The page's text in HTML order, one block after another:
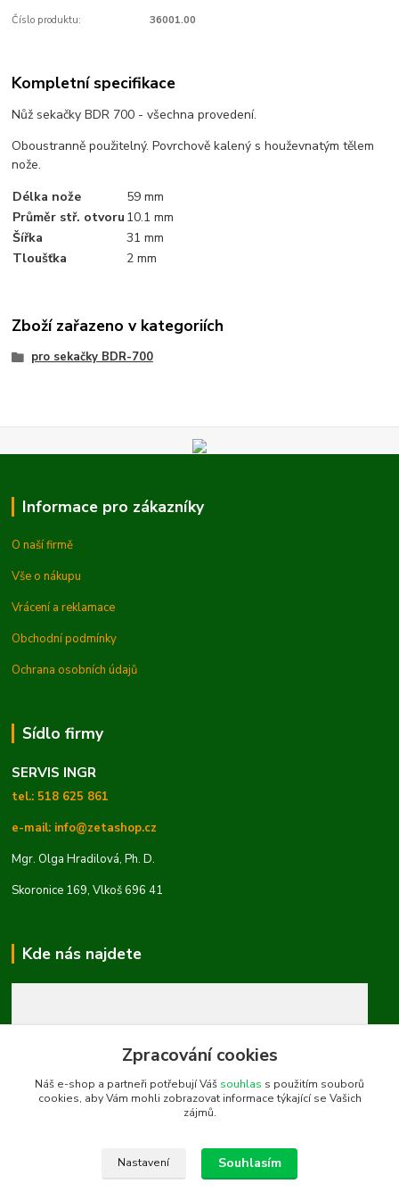
Číslo produktu: 36001.00
Kompletní specifikace
Nůž sekačky BDR 700 - všechna provedení.
Oboustranně použitelný. Povrchově kalený s houževnatým tělem
nože.
Délka nože
59 mm
Průměr stř. otvoru 10.1 mm
Šířka
31 mm
Tloušťka
2 mm
Zboží zařazeno v kategoriích
pro sekačky BDR-700
Informace pro zákazníky
O naší firmě
Vše o nákupu
Vrácení a reklamace
Obchodní podmínky
Ochrana osobních údajů
Sídlo firmy
SERVIS INGR
tel.: 518 625 861
e-mail: info@zetashop.cz
Mgr. Olga Hradilová, Ph. D.
Skoronice 169, Vlkoš 696 41
Kde nás najdete
Zpracování cookies
Náš e-shop a partneři potřebují Váš souhlas s použitím souborů
cookies, aby Vám mohli zobrazovat informace týkající se Vašich
zájmů.
Nastavení Souhlasím